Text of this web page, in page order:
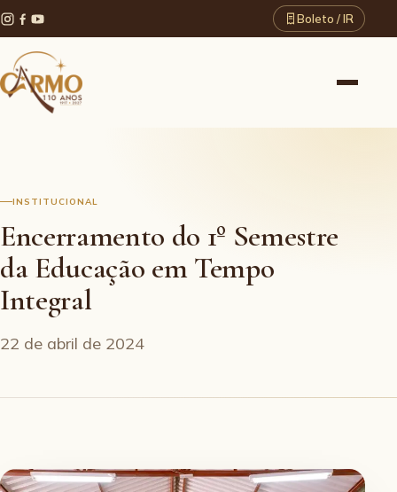
Boleto / IR
INSTITUCIONAL
Encerramento do 1º Semestre
da Educação em Tempo
Integral
22 de abril de 2024